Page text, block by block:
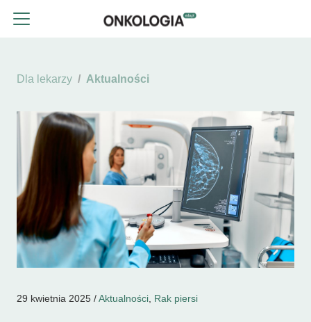
Dla lekarzy Aktualności
29 kwietnia 2025 /Aktualności Rak piersi